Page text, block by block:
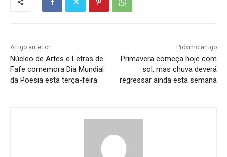
Artigo anterior
Núcleo de Artes e Letras de
Fafe comemora Dia Mundial
da Poesia esta terça-feira
Próximo artigo
Primavera começa hoje com
sol, mas chuva deverá
regressar ainda esta semana